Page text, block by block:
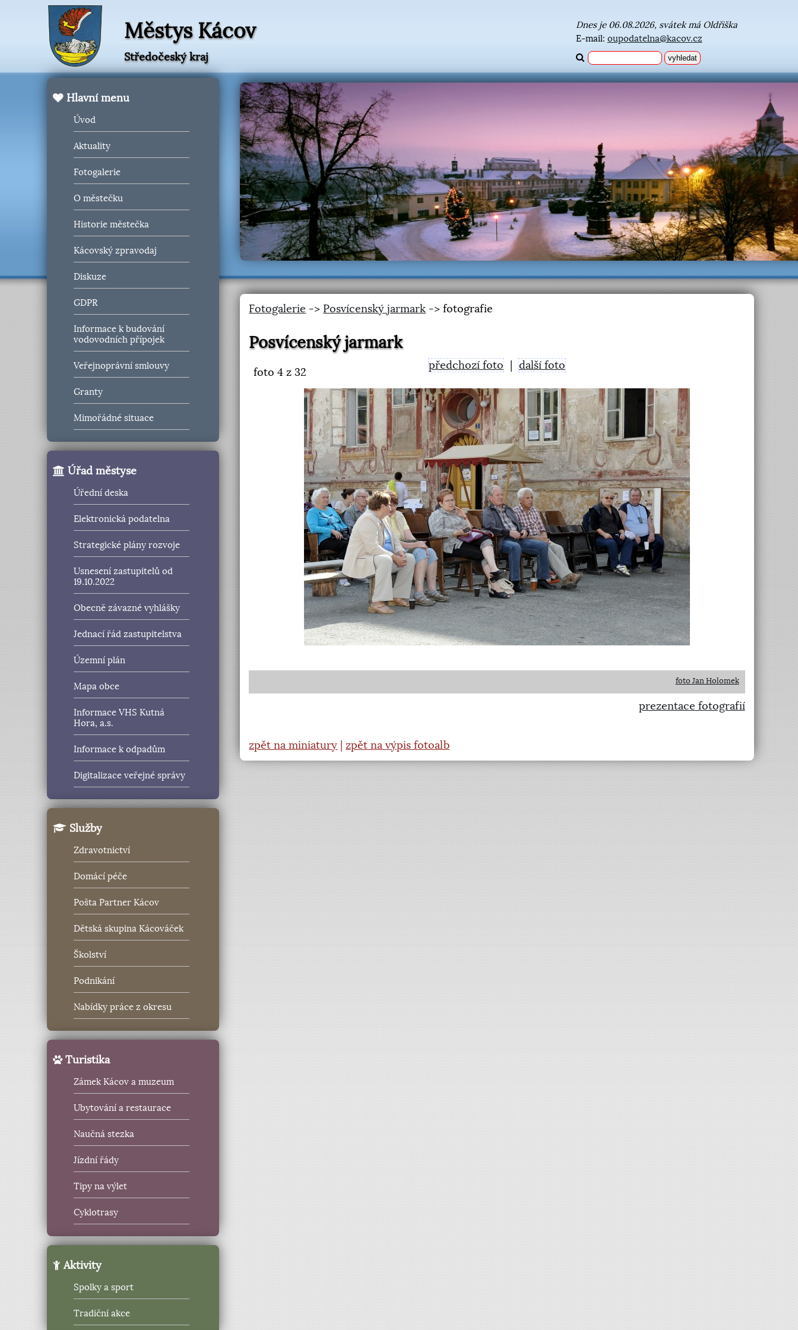
Městys Kácov
Středočeský kraj
Dnes je 06.08.2026, svátek má Oldřiška
E-mail: oupodatelna@kacov.cz
Hlavní menu
Úvod
Aktuality
Fotogalerie
O městečku
Historie městečka
Kácovský zpravodaj
Diskuze
GDPR
Informace k budování
vodovodních přípojek
Veřejnoprávní smlouvy
Granty
Mimořádné situace
Úřad městyse
Úřední deska
Elektronická podatelna
Strategické plány rozvoje
Usnesení zastupitelů od
19.10.2022
Obecně závazné vyhlášky
Jednací řád zastupitelstva
Územní plán
Mapa obce
Informace VHS Kutná
Hora, a.s.
Informace k odpadům
Digitalizace veřejné správy
Služby
Zdravotnictví
Domácí péče
Pošta Partner Kácov
Dětská skupina Kácováček
Školství
Podnikání
Nabídky práce z okresu
Turistika
Zámek Kácov a muzeum
Ubytování a restaurace
Naučná stezka
Jízdní řády
Tipy na výlet
Cyklotrasy
Aktivity
Spolky a sport
Tradiční akce
Fotogalerie -> Posvícenský jarmark -> fotografie
Posvícenský jarmark
foto4 z 32
předchozí foto další foto
< >
foto Jan Holomek
prezentace fotografií
zpět na miniatury |zpět na výpis fotoalb